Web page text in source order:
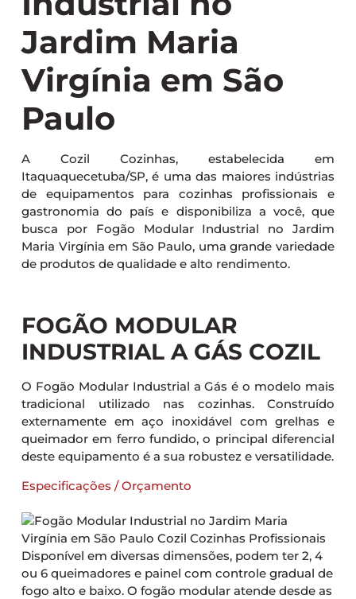
Jardim Maria
Virgínia em São
Paulo
A Cozil Cozinhas, estabelecida em
Itaquaquecetuba/SP, é uma das maiores indústrias
de equipamentos para cozinhas profissionais e
gastronomia do país e disponibiliza a você, que
busca por Fogão Modular Industrial no Jardim
Maria Virgínia em São Paulo, uma grande variedade
de produtos de qualidade e alto rendimento.
FOGÃO MODULAR
INDUSTRIAL A GÁS COZIL
O Fogão Modular Industrial a Gás é o modelo mais
tradicional utilizado nas cozinhas. Construído
externamente em aço inoxidável com grelhas e
queimador em ferro fundido, o principal diferencial
deste equipamento é a sua robustez e versatilidade.
Especificações / Orçamento
Disponível em diversas dimensões, podem ter 2, 4
ou 6 queimadores e painel com controle gradual de
fogo alto e baixo. O fogão modular atende desde as